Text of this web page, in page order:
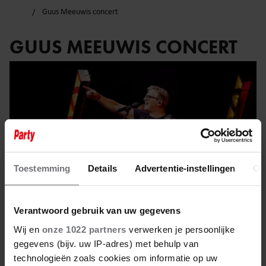
Toestemming Details Advertentie-instellingen
Verantwoord gebruik van uw gegevens
Wij en onze 1022 partners verwerken je persoonlijke
gegevens (bijv. uw IP-adres) met behulp van
technologieën zoals cookies om informatie op uw
Guus Meeuwis concert
GUUS MEEUWIS CONCERT
20 februari 2025